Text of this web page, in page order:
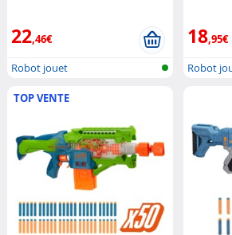
22,46€
Robot jouet
18,95€
Robot
TOP VENTE